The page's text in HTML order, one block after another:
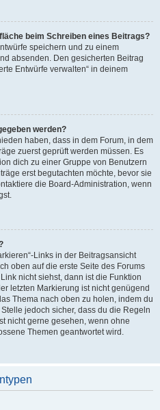
beim Schreiben eines Beitrags?
speichern und zu einem
absenden. Den gesicherten Beitrag
Entwürfe verwalten“ in deinem
werden?
haben, dass in dem Forum, in dem
zuerst geprüft werden müssen. Es
dich zu einer Gruppe von Benutzern
erst begutachten möchte, bevor sie
die Board-Administration, wenn
Links in der Beitragsansicht
oben auf die erste Seite des Forums
nicht siehst, dann ist die Funktion
letzten Markierung ist nicht genügend
Thema nach oben zu holen, indem du
jedoch sicher, dass du die Regeln
nicht gerne gesehen, wenn ohne
Themen geantwortet wird.